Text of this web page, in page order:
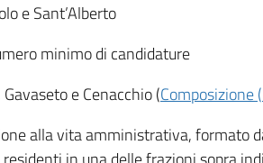
e Sant’Alberto
minimo di candidature
e Cenacchio (Composizione(
alla vita amministrativa, formato